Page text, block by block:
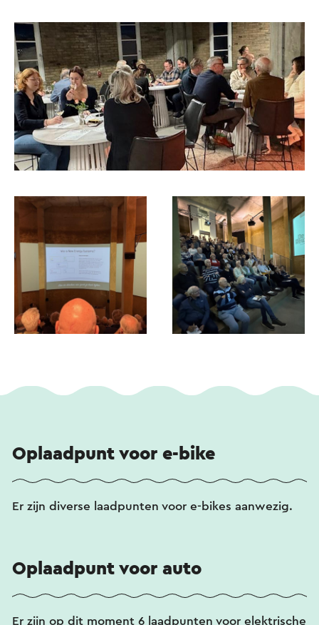
Oplaadpunt voor e-bike
Er zijn diverse laadpunten voor e-bikes aanwezig.
Oplaadpunt voor auto
Er zijn op dit moment 6 laadpunten voor elektrische